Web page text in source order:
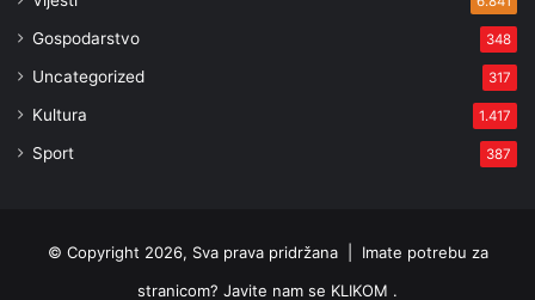
Gospodarstvo 348
Uncategorized 317
Kultura 1.417
Sport 387
© Copyright 2026, Sva prava pridržana | Imate potrebu za
stranicom? Javite nam se KLIKOM .